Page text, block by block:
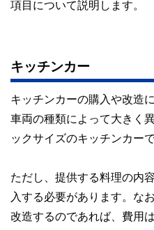
やすさはもちろんの
項目について説明します。
キッチンカー
キッチンカーの購入や改造
車両の種類によって大きく
ックサイズのキッチンカー
ただし、提供する料理の内
入する必要があります。な
改造するのであれば、費用